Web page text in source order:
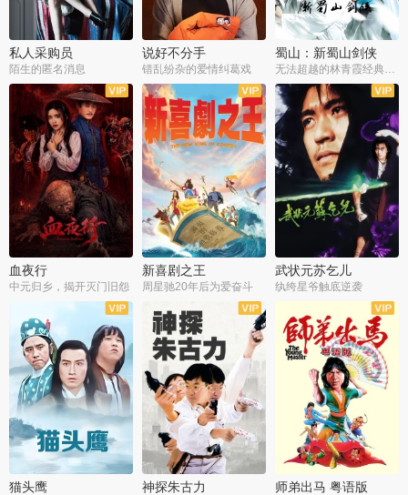
私人采购员
陌生的匿名消息
说好不分手
错乱纷杂的爱情纠葛戏
蜀山：新蜀山剑侠
无法超越的林青霞经典角色
血夜行
中元归乡，揭开灭门旧怨
新喜剧之王
周星驰20年后为爱奋斗
武状元苏乞儿
纨绔星爷触底逆袭
猫头鹰 神探朱古力 师弟出马 粤语版